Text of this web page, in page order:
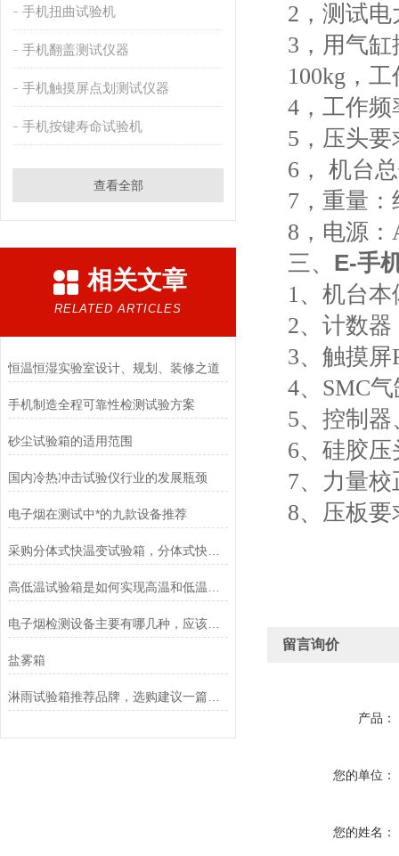
手机扭曲试验机
手机翻盖测试仪器
手机触摸屏点划测试仪器
手机按键寿命试验机
查看全部
相关文章
RELATED ARTICLES
恒温恒湿实验室设计、规划、装修之道
手机制造全程可靠性检测试验方案
砂尘试验箱的适用范围
国内冷热冲击试验仪行业的发展瓶颈
电子烟在测试中*的九款设备推荐
采购分体式快温变试验箱，分体式快温变高低温试验箱，要选对供应商
电子烟检测设备主要有哪几种，应该怎么选择
盐雾箱
2 ，测试
3 ，用气
100kg ，
4，工作频
5 ，压头
6， 机台
7，重量：
8 ，电源：
三、 E-手
1、机台本
2、计数器
3、触摸屏
4、 SMC气
5、控制
6、硅胶压
7、力量校
8、压板
留言询价
产品：
您的单位：
您的姓名：